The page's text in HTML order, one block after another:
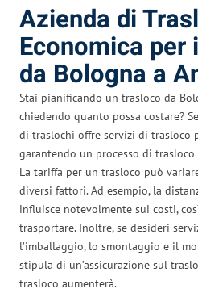
Azienda di
Economica per
da Bologna a
Stai pianificando un trasloco da
chiedendo quanto possa costare?
di traslochi offre servizi di trasloco
garantendo un processo di trasloco
La tariffa per un trasloco può
diversi fattori. Ad esempio, la
influisce notevolmente sui costi,
trasportare. Inoltre, se desideri
l’imballaggio, lo smontaggio e il
stipula di un’assicurazione sul
trasloco aumenterà.